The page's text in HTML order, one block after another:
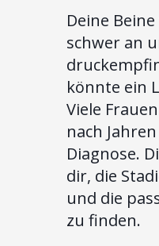
Deine
schwer an
könnte ein
Viele
nach
Diagnose.
dir, die
und die
zu finden.